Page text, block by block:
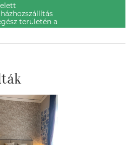
területén a